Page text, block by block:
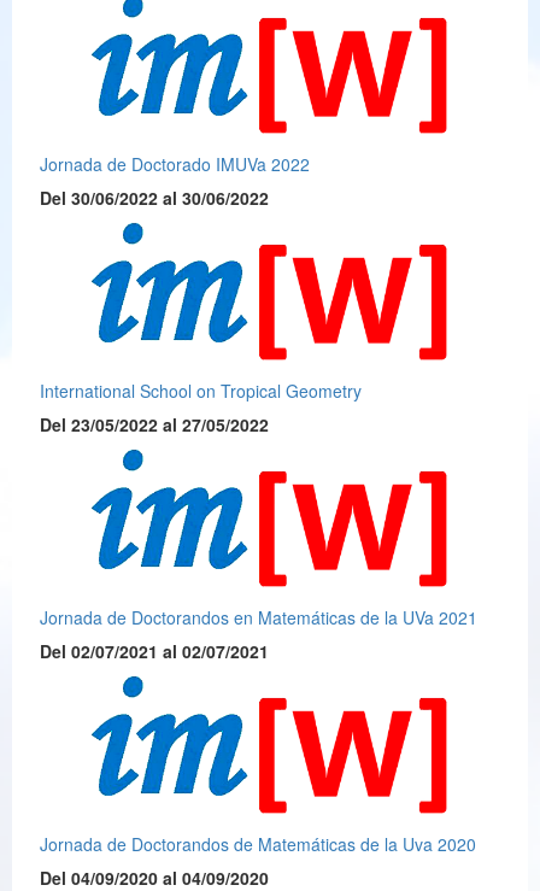
Jornada de Doctorado IMUVa 2022
Del 30/06/2022 al 30/06/2022
International School on Tropical Geometry
Del 23/05/2022 al 27/05/2022
Jornada de Doctorandos en Matemáticas de la UVa 2021
Del 02/07/2021 al 02/07/2021
Jornada de Doctorandos de Matemáticas de la Uva 2020
Del 04/09/2020 al 04/09/2020